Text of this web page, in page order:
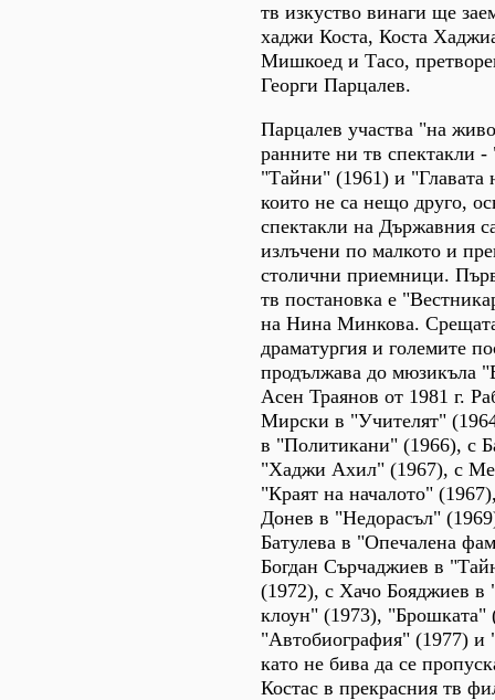
тв изкуство винаги ще
хаджи Коста, Коста
Мишкоед и Тасо,
Георги Парцалев.
Парцалев участва "на
ранните ни тв спектакли
"Тайни" (1961) и "Главата
които не са нещо друго,
спектакли на Държавния
излъчени по малкото и
столични приемници.
тв постановка е
на Нина Минкова.
драматургия и големите
продължава до мюзикъла
Асен Траянов от 1981 г.
Мирски в "Учителят"
в "Политикани" (1966), с
"Хаджи Ахил" (1967), с
"Краят на началото"
Донев в "Недорасъл"
Батулева в "Опечалена
Богдан Сърчаджиев в
(1972), с Хачо Бояджиев в
клоун" (1973), "Брошката"
"Автобиография" (1977) и
като не бива да се
Костас в прекрасния тв